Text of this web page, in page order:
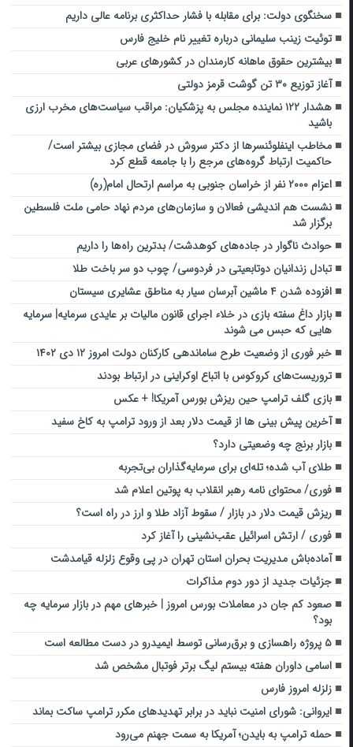
سخنگوی دولت: برای مقابله با فشار حداکثری برنامه عالی داریم
توئیت زینب سلیمانی درباره تغییر نام خلیج فارس
بیشترین حقوق ماهانه کارمندان در کشورهای عربی
آغاز توزیع ۳۰ تن گوشت قرمز دولتی
هشدار ۱۲۲ نماینده مجلس به پزشکیان: مراقب سیاست‌های مخرب ارزی
باشید
مخاطب اینفلوئنسرها از دکتر سروش در فضای مجازی بیشتر است/
حاکمیت ارتباط گروه‌های مرجع را با جامعه قطع کرد
اعزام ۲۰۰۰ نفر از خراسان جنوبی به مراسم ارتحال امام(ره)
نشست هم اندیشی فعالان و سازمان‌های مردم نهاد حامی ملت فلسطین
برگزار شد
حوادث ناگوار در جاده‌های کوهدشت/ بدترین راه‌ها را داریم
تبادل زندانیان دوتابعیتی در فردوسی/ چوب دو سر باخت طلا
افزوده شدن ۴ ماشین آبرسان سیار به مناطق عشایری سیستان
بازار داغ سفته بازی در خلاء اجرای قانون مالیات بر عایدی سرمایه| سرمایه
هایی که حبس می شوند
خبر فوری از وضعیت طرح ساماندهی کارکنان دولت امروز ۱۲ دی ۱۴۰۲
تروریست‌های کروکوس با اتباع اوکراینی در ارتباط بودند
بازی گلف ترامپ حین ریزش بورس آمریکا! + عکس
آخرین پیش بینی ها از قیمت دلار بعد از ورود ترامپ به کاخ سفید
بازار برنج چه وضعیتی دارد؟
طلای آب شده؛ تله‌ای برای سرمایه‌گذاران بی‌تجربه
فوری/ محتوای نامه رهبر انقلاب به پوتین اعلام شد
ریزش قیمت دلار در بازار / سقوط آزاد طلا و ارز در راه است؟
فوری / ارتش اسرائیل عقب‌نشینی را آغاز کرد
آماده‌باش مدیریت بحران استان تهران در پی وقوع زلزله قیامدشت
جزئیات جدید از دور دوم مذاکرات
صعود کم جان در معاملات بورس امروز | خبرهای مهم در بازار سرمایه چه
بود؟
۵ پروژه راهسازی و برق‌رسانی توسط ایمیدرو در دست مطالعه است
اسامی داوران هفته بیستم لیگ برتر فوتبال مشخص شد
زلزله امروز فارس
ایروانی: شورای امنیت نباید در برابر تهدیدهای مکرر ترامپ ساکت بماند
حمله ترامپ به بایدن؛ آمریکا به سمت جهنم می‌رود